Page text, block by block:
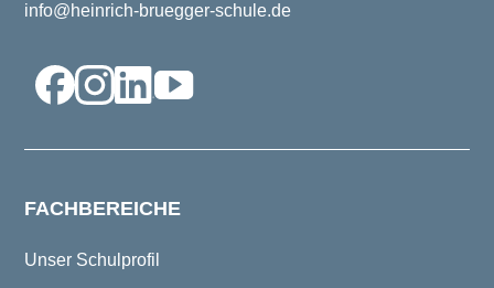
info@heinrich-bruegger-schule.de
FACHBEREICHE
Unser Schulprofil